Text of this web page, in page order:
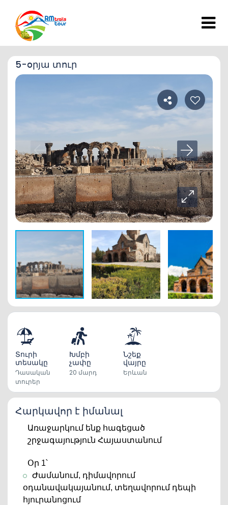
5-օրյա տուր
Տուրի
տեսակը
Դասական
տուրեր
Խմբի
չափը
20 մարդ
Նշեք
վայրը
Երևան
Հարկավոր է իմանալ
Առաջարկում ենք հագեցած
շրջագայություն Հայաստանում
Օր 1՝
Ժամանում, դիմավորում
օդանավակայանում, տեղավորում դեպի
հյուրանոցում